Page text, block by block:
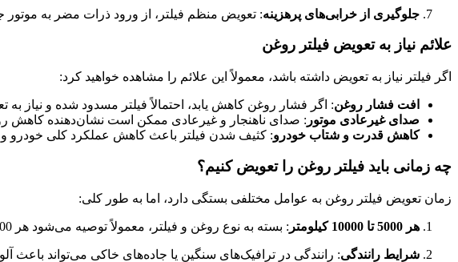
جلوگیری از خرابی‌های پرهزینه: تعویض منظم فیلتر، از ورود ذرات مضر به
علائم نیاز به تعویض فیلتر روغن
اگر فیلتر نیاز به تعویض داشته باشد، معمولاً این علائم را مشاهده خواهید کرد:
افت فشار روغن: اگر فشار روغن کاهش یابد، احتمالاً فیلتر مسدود شده و نیاز به
صدای غیرعادی موتور : صدای ناهنجار و غیرعادی ممکن است نشان‌دهنده کاهش
کاهش قدرت و شتاب خودرو: کثیف شدن فیلتر باعث کاهش عملکرد کلی
چه زمانی باید فیلتر روغن را تعویض کنیم؟
زمان تعویض فیلتر روغن به عوامل مختلفی بستگی دارد، اما به طور کلی:
هر 5000 تا 10000 کیلومتر : بسته به نوع روغن و فیلتر، معمولاً توصیه می‌شود هر 5000 تا 10000 کیلومتر فیلتر روغن تعویض شود.
شرایط رانندگی: رانندگی در ترافیک‌های سنگین یا جاده‌های خاکی می‌تواند باعث